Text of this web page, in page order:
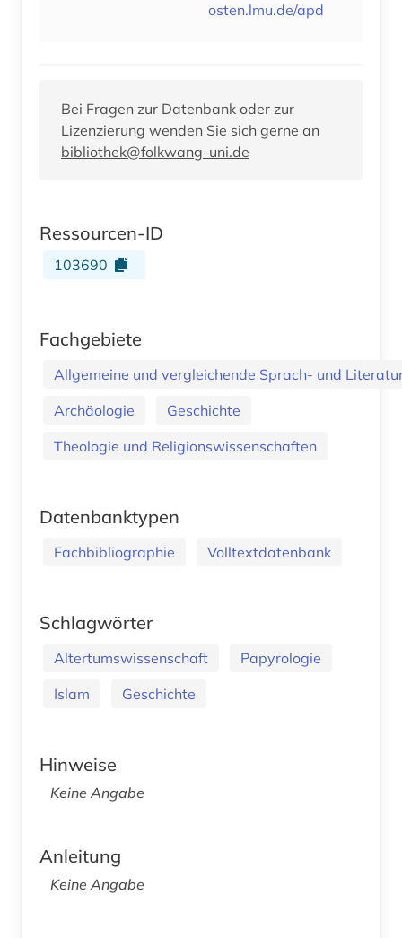
osten.lmu.de/apd
Bei Fragen zur Datenbank oder zur
Lizenzierung wenden Sie sich gerne an
bibliothek@folkwang-uni.de
Ressourcen-ID
103690
Fachgebiete
Allgemeine und vergleichende Sprach- und
Archäologie
Geschichte
Theologie und Religionswissenschaften
Datenbanktypen
Fachbibliographie Volltextdatenbank
Schlagwörter
Altertumswissenschaft
Papyrologie
Islam
Geschichte
Hinweise
Keine Angabe
Anleitung
Keine Angabe